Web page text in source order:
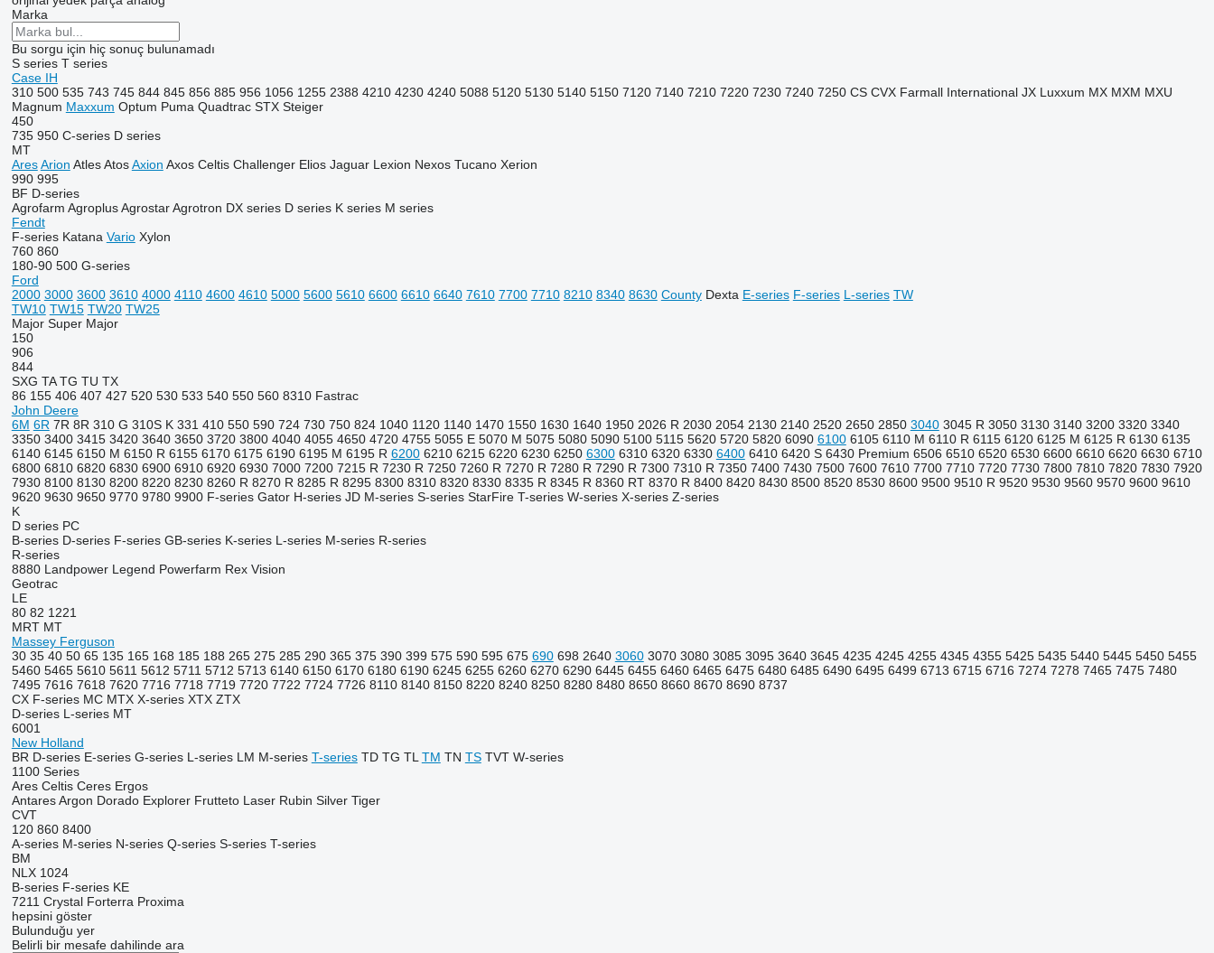
Marka
Bu sorgu için hiç sonuç bulunamadı
S series T series
Case IH
310 500 535 743 745 844 845 856 885 956 1056 1255 2388 4210 4230 4240 5088 5120 5130 5140 5150 7120 7140 7210 7220 7230 7240 7250 CS CVX Farmall International JX Luxxum MX MXM MXU
Magnum Maxxum Optum Puma Quadtrac STX Steiger
450
735 950 C-series D series
MT
Ares Arion Atles Atos Axion Axos Celtis Challenger Elios Jaguar Lexion Nexos Tucano Xerion
990 995
BF D-series
Agrofarm Agroplus Agrostar Agrotron DX series D series K series M series
Fendt
F-series Katana Vario Xylon
760 860
180-90 500 G-series
Ford
2000 3000 3600 3610 4000 4110 4600 4610 5000 5600 5610 6600 6610 6640 7610 7700 7710 8210 8340 8630 County Dexta E-series F-series L-series TW
TW10 TW15 TW20 TW25
Major Super Major
150
906
844
SXG TA TG TU TX
86 155 406 407 427 520 530 533 540 550 560 8310 Fastrac
John Deere
6M 6R 7R 8R 310 G 310S K 331 410 550 590 724 730 750 824 1040 1120 1140 1470 1550 1630 1640 1950 2026 R 2030 2054 2130 2140 2520 2650 2850 3040 3045 R 3050 3130 3140 3200 3320 3340
3350 3400 3415 3420 3640 3650 3720 3800 4040 4055 4650 4720 4755 5055 E 5070 M 5075 5080 5090 5100 5115 5620 5720 5820 6090 6100 6105 6110 M 6110 R 6115 6120 6125 M 6125 R 6130 6135
6140 6145 6150 M 6150 R 6155 6170 6175 6190 6195 M 6195 R 6200 6210 6215 6220 6230 6250 6300 6310 6320 6330 6400 6410 6420 S 6430 Premium 6506 6510 6520 6530 6600 6610 6620 6630 6710
6800 6810 6820 6830 6900 6910 6920 6930 7000 7200 7215 R 7230 R 7250 7260 R 7270 R 7280 R 7290 R 7300 7310 R 7350 7400 7430 7500 7600 7610 7700 7710 7720 7730 7800 7810 7820 7830 7920
7930 8100 8130 8200 8220 8230 8260 R 8270 R 8285 R 8295 8300 8310 8320 8330 8335 R 8345 R 8360 RT 8370 R 8400 8420 8430 8500 8520 8530 8600 9500 9510 R 9520 9530 9560 9570 9600 9610
9620 9630 9650 9770 9780 9900 F-series Gator H-series JD M-series S-series StarFire T-series W-series X-series Z-series
K
D series PC
B-series D-series F-series GB-series K-series L-series M-series R-series
R-series
8880 Landpower Legend Powerfarm Rex Vision
Geotrac
LE
80 82 1221
MRT MT
Massey Ferguson
30 35 40 50 65 135 165 168 185 188 265 275 285 290 365 375 390 399 575 590 595 675 690 698 2640 3060 3070 3080 3085 3095 3640 3645 4235 4245 4255 4345 4355 5425 5435 5440 5445 5450 5455
5460 5465 5610 5611 5612 5711 5712 5713 6140 6150 6170 6180 6190 6245 6255 6260 6270 6290 6445 6455 6460 6465 6475 6480 6485 6490 6495 6499 6713 6715 6716 7274 7278 7465 7475 7480
7495 7616 7618 7620 7716 7718 7719 7720 7722 7724 7726 8110 8140 8150 8220 8240 8250 8280 8480 8650 8660 8670 8690 8737
CX F-series MC MTX X-series XTX ZTX
D-series L-series MT
6001
New Holland
BR D-series E-series G-series L-series LM M-series T-series TD TG TL TM TN TS TVT W-series
1100 Series
Ares Celtis Ceres Ergos
Antares Argon Dorado Explorer Frutteto Laser Rubin Silver Tiger
CVT
120 860 8400
A-series M-series N-series Q-series S-series T-series
BM
NLX 1024
B-series F-series KE
7211 Crystal Forterra Proxima
hepsini göster
Bulunduğu yer
Belirli bir mesafe dahilinde ara